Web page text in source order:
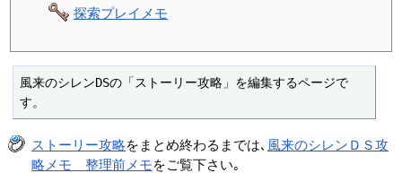
探索プレイメモ
風来のシレンDSの「ストーリー攻略」を編集するページで
す。
ストーリー攻略をまとめ終わるまでは､ 風来のシレンＤＳ攻
略メモ 整理前メモをご覧下さい｡